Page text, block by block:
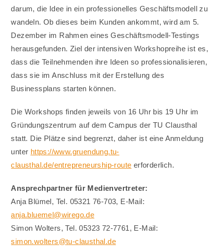
darum, die Idee in ein professionelles Geschäftsmodell zu
wandeln. Ob dieses beim Kunden ankommt, wird am 5.
Dezember im Rahmen eines Geschäftsmodell-Testings
herausgefunden. Ziel der intensiven Workshopreihe ist es,
dass die Teilnehmenden ihre Ideen so professionalisieren,
dass sie im Anschluss mit der Erstellung des
Businessplans starten können.
Die Workshops finden jeweils von 16 Uhr bis 19 Uhr im
Gründungszentrum auf dem Campus der TU Clausthal
statt. Die Plätze sind begrenzt, daher ist eine Anmeldung
unter https://www.gruendung.tu-
clausthal.de/entrepreneurship-route erforderlich.
Ansprechpartner für Medienvertreter:
Anja Blümel, Tel. 05321 76-703, E-Mail:
anja.bluemel@wirego.de
Simon Wolters, Tel. 05323 72-7761, E-Mail:
simon.wolters@tu-clausthal.de